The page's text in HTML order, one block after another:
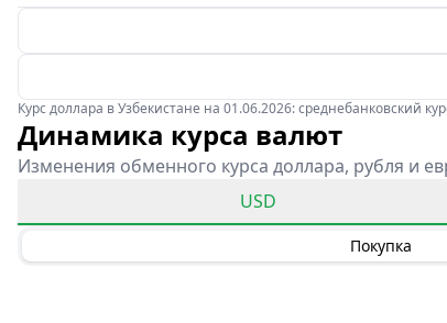
Курс доллара в Узбекистане на 01.06.2026: среднебанковский
Динамика курса валют
Изменения обменного курса доллара, рубля и
USD
Покупка